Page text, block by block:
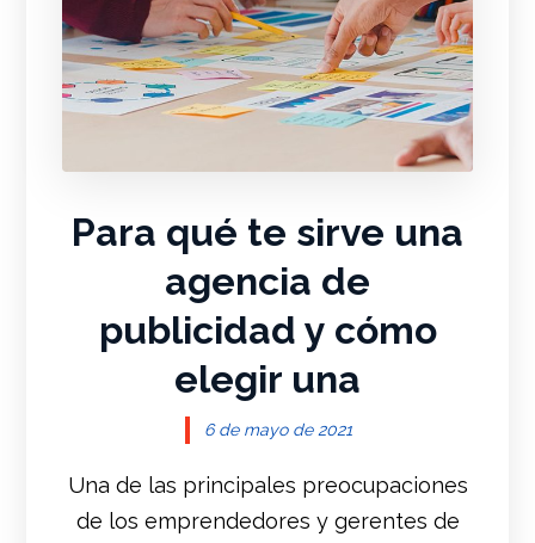
Para qué te sirve una
agencia de
publicidad y cómo
elegir una
6 de mayo de 2021
Una de las principales preocupaciones
de los emprendedores y gerentes de